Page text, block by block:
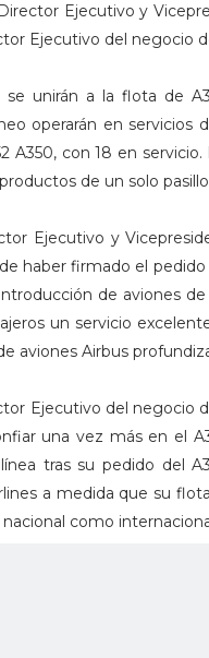
Ejecutivo y
Ejecutivo del negocio
se unirán a la flota de
operarán en
A350, con 18 en
de un solo
Ejecutivo y
haber firmado el
de aviones
un servicio
aviones Airbus
Ejecutivo del negocio
una vez más en el
tras su pedido del
a medida que su
como